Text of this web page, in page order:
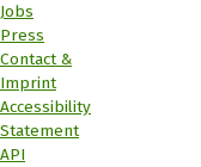
Jobs
Press
Contact &
Imprint
Accessibility
Statement
API